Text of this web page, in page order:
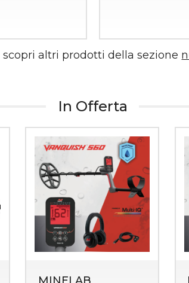
scopri altri prodotti della sezione
In Offerta